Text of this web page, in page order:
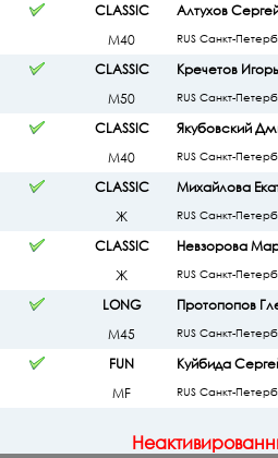
CLASSIC
М40
Алтухов
RUS Санкт-
CLASSIC
М50
Кречетов Игорь
RUS Санкт-
CLASSIC
М40
Якубовский
RUS Санкт-
CLASSIC
Ж
Михайлова
RUS Санкт-
CLASSIC
Ж
Невзорова
RUS Санкт-
LONG
М45
Протопопов
RUS Санкт-
FUN
МF
Куйбида
RUS Санкт-